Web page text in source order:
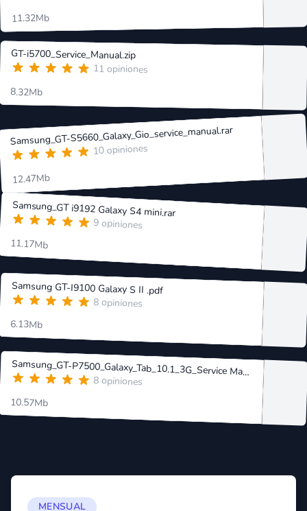
11.32Mb
GT-i5700_Service_Manual.zip
11 opiniones
8.32Mb
Samsung_GT-S5660_Galaxy_Gio_service_manual.rar
10 opiniones
12.47Mb
Samsung_GT i9192 Galaxy S4 mini.rar
9 opiniones
11.17Mb
Samsung GT-I9100 Galaxy S II .pdf
8 opiniones
6.13Mb
Samsung_GT-P7500_Galaxy_Tab_10.1_3G_Service Manual.rar
8 opiniones
10.57Mb
MENSUAL